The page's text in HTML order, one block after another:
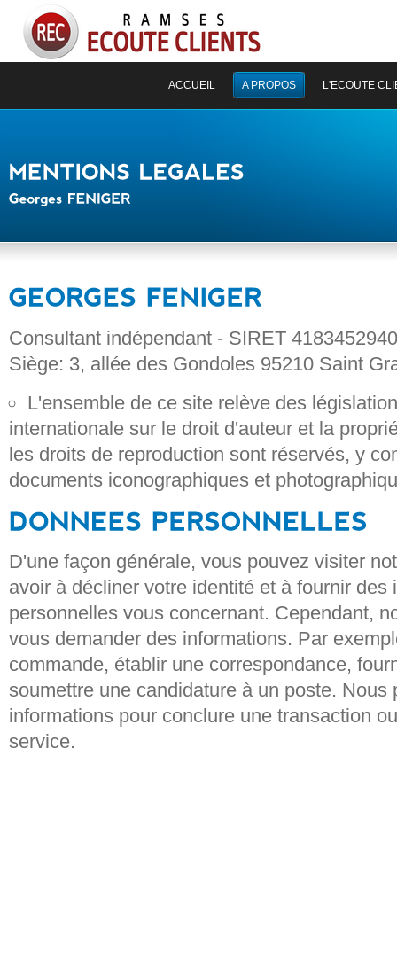
ACCUEIL A PROPOS L'ECOUTE
Consultant indépendant - SIRET
Siège: 3, allée des Gondoles 95210 Saint
L'ensemble de ce site relève des
internationale sur le droit d'auteur et la
les droits de reproduction sont réservés, y
documents iconographiques et
D'une façon générale, vous pouvez visiter
avoir à décliner votre identité et à fournir des
personnelles vous concernant. Cependant,
vous demander des informations. Par
commande, établir une correspondance,
soumettre une candidature à un poste. Nous
informations pour conclure une transaction
service.